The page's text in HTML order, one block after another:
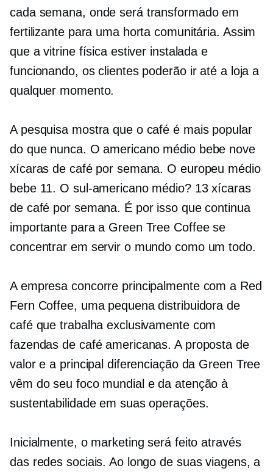
cada semana, onde será transformado em
fertilizante para uma horta comunitária. Assim
que a vitrine física estiver instalada e
funcionando, os clientes poderão ir até a loja a
qualquer momento.
A pesquisa mostra que o café é mais popular
do que nunca. O americano médio bebe nove
xícaras de café por semana. O europeu médio
bebe 11. O sul-americano médio? 13 xícaras
de café por semana. É por isso que continua
importante para a Green Tree Coffee se
concentrar em servir o mundo como um todo.
A empresa concorre principalmente com a Red
Fern Coffee, uma pequena distribuidora de
café que trabalha exclusivamente com
fazendas de café americanas. A proposta de
valor e a principal diferenciação da Green Tree
vêm do seu foco mundial e da atenção à
sustentabilidade em suas operações.
Inicialmente, o marketing será feito através
das redes sociais. Ao longo de suas viagens, a